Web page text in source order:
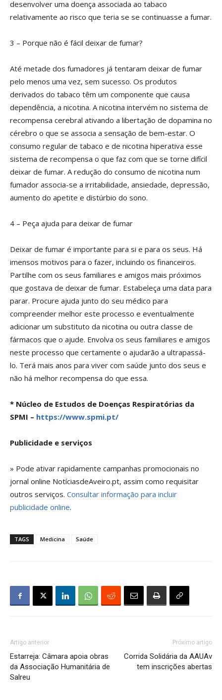
desenvolver uma doença associada ao tabaco
relativamente ao risco que teria se se continuasse a fumar.
3 – Porque não é fácil deixar de fumar?
Até metade dos fumadores já tentaram deixar de fumar
pelo menos uma vez, sem sucesso. Os produtos
derivados do tabaco têm um componente que causa
dependência, a nicotina. A nicotina intervém no sistema de
recompensa cerebral ativando a libertação de dopamina no
cérebro o que se associa a sensação de bem-estar. O
consumo regular de tabaco e de nicotina hiperativa esse
sistema de recompensa o que faz com que se torne difícil
deixar de fumar. A redução do consumo de nicotina num
fumador associa-se a irritabilidade, ansiedade, depressão,
aumento do apetite e distúrbio do sono.
4 – Peça ajuda para deixar de fumar
Deixar de fumar é importante para si e para os seus. Há
imensos motivos para o fazer, incluindo os financeiros.
Partilhe com os seus familiares e amigos mais próximos
que gostava de deixar de fumar. Estabeleça uma data para
parar. Procure ajuda junto do seu médico para
compreender melhor este processo e eventualmente
adicionar um substituto da nicotina ou outra classe de
fármacos que o ajude. Envolva os seus familiares e amigos
neste processo que certamente o ajudarão a ultrapassá-
lo. Terá mais anos para viver com saúde junto dos seus e
não há melhor recompensa do que essa.
* Núcleo de Estudos de Doenças Respiratórias da
SPMI – https://www.spmi.pt/
Publicidade e serviços
» Pode ativar rapidamente campanhas promocionais no
jornal online NotíciasdeAveiro.pt, assim como requisitar
outros serviços. Consultar informação para incluir
publicidade online.
TAGS Medicina Saúde
Artigo anterior
Estarreja: Câmara apoia obras
da Associação Humanitária de
Salreu
Próximo artigo
Corrida Solidária da AAUAv
tem inscrições abertas